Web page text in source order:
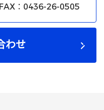
：0436-26-0505
わせ